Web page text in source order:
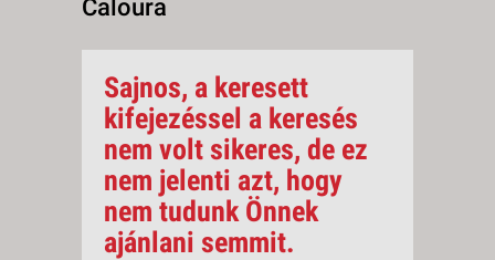
Caloura
Sajnos, a keresett
kifejezéssel a keresés
nem volt sikeres, de ez
nem jelenti azt, hogy
nem tudunk Önnek
ajánlani semmit.